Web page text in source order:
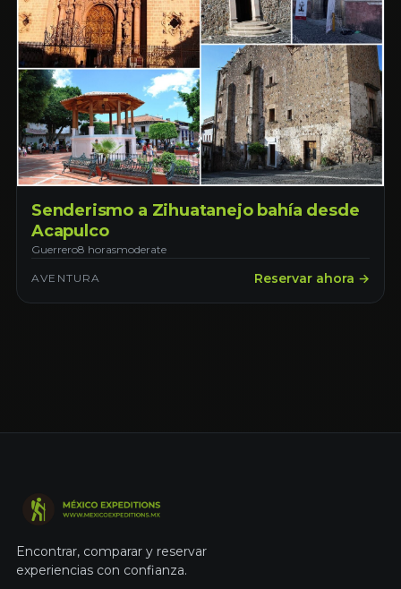
Senderismo a Zihuatanejo bahía desde
Acapulco
Guerrero8 horasmoderate
AVENTURA Reservar ahora →
Encontrar, comparar y reservar
experiencias con confianza.